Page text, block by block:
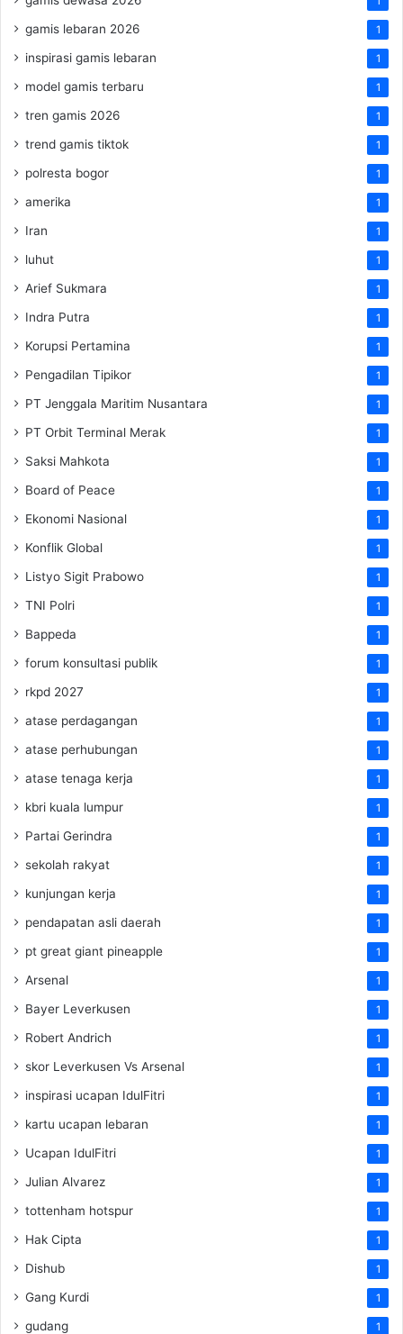
gamis lebaran 2026 1
inspirasi gamis lebaran 1
model gamis terbaru 1
tren gamis 2026 1
trend gamis tiktok 1
polresta bogor 1
amerika 1
Iran 1
luhut 1
Arief Sukmara 1
Indra Putra 1
Korupsi Pertamina 1
Pengadilan Tipikor 1
PT Jenggala Maritim Nusantara 1
PT Orbit Terminal Merak 1
Saksi Mahkota 1
Board of Peace 1
Ekonomi Nasional 1
Konflik Global 1
Listyo Sigit Prabowo 1
TNI Polri 1
Bappeda 1
forum konsultasi publik 1
rkpd 2027 1
atase perdagangan 1
atase perhubungan 1
atase tenaga kerja 1
kbri kuala lumpur 1
Partai Gerindra 1
sekolah rakyat 1
kunjungan kerja 1
pendapatan asli daerah 1
pt great giant pineapple 1
Arsenal 1
Bayer Leverkusen 1
Robert Andrich 1
skor Leverkusen Vs Arsenal 1
inspirasi ucapan IdulFitri 1
kartu ucapan lebaran 1
Ucapan IdulFitri 1
Julian Alvarez 1
tottenham hotspur 1
Hak Cipta 1
Dishub 1
Gang Kurdi 1
gudang 1